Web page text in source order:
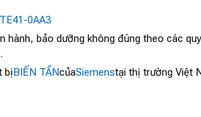
0AA3
hành, bảo dưỡng không đúng theo các
bị BIẾN TẦNcủaSiemenstại thị trường Việt